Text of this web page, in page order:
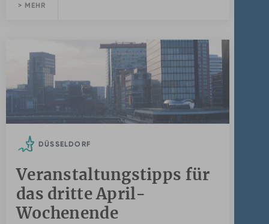
> MEHR
DÜSSELDORF
Veranstaltungstipps für
das dritte April-
Wochenende